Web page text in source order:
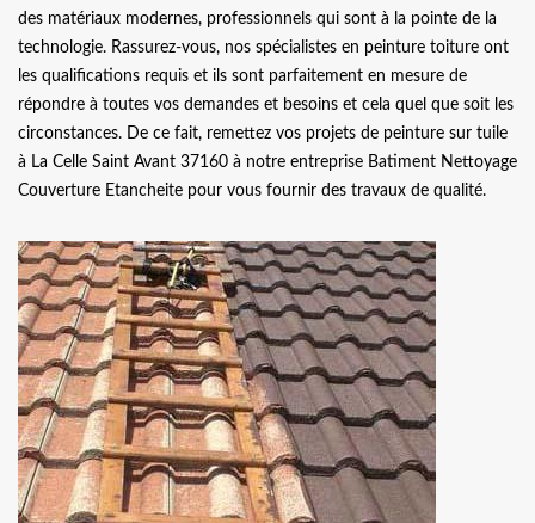
des matériaux modernes, professionnels qui sont à la pointe de la
technologie. Rassurez-vous, nos spécialistes en peinture toiture ont
les qualifications requis et ils sont parfaitement en mesure de
répondre à toutes vos demandes et besoins et cela quel que soit les
circonstances. De ce fait, remettez vos projets de peinture sur tuile
à La Celle Saint Avant 37160 à notre entreprise Batiment Nettoyage
Couverture Etancheite pour vous fournir des travaux de qualité.